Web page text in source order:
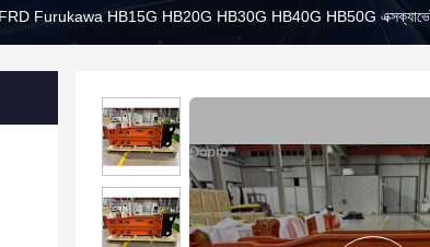
FRD Furukawa HB15G HB20G HB30G HB40G HB50G